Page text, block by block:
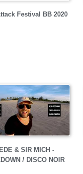
Festival BB 2020
& SIR MICH -
/ DISCO NOIR